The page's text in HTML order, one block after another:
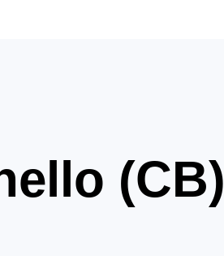
(CB)